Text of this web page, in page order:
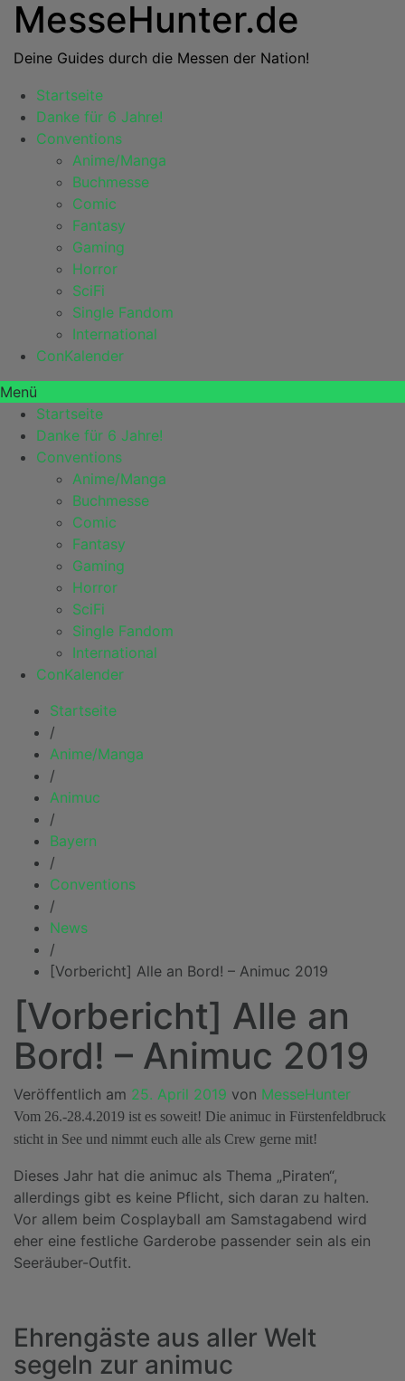
MesseHunter.de
Deine Guides durch die Messen der Nation!
Startseite
Danke für 6 Jahre!
Conventions
Anime/Manga
Buchmesse
Comic
Fantasy
Gaming
Horror
SciFi
Single Fandom
International
ConKalender
Menü
Startseite
Danke für 6 Jahre!
Conventions
Anime/Manga
Buchmesse
Comic
Fantasy
Gaming
Horror
SciFi
Single Fandom
International
ConKalender
Startseite
/
Anime/Manga
/
Animuc
/
Bayern
/
Conventions
/
News
/
[Vorbericht] Alle an Bord! – Animuc 2019
[Vorbericht] Alle an
Bord! – Animuc 2019
Veröffentlich am 25. April 2019 von MesseHunter
Vom 26.-28.4.2019 ist es soweit! Die animuc in Fürstenfeldbruck
sticht in See und nimmt euch alle als Crew gerne mit!
Dieses Jahr hat die animuc als Thema „Piraten“,
allerdings gibt es keine Pflicht, sich daran zu halten.
Vor allem beim Cosplayball am Samstagabend wird
eher eine festliche Garderobe passender sein als ein
Seeräuber-Outfit.
Ehrengäste aus aller Welt
segeln zur animuc